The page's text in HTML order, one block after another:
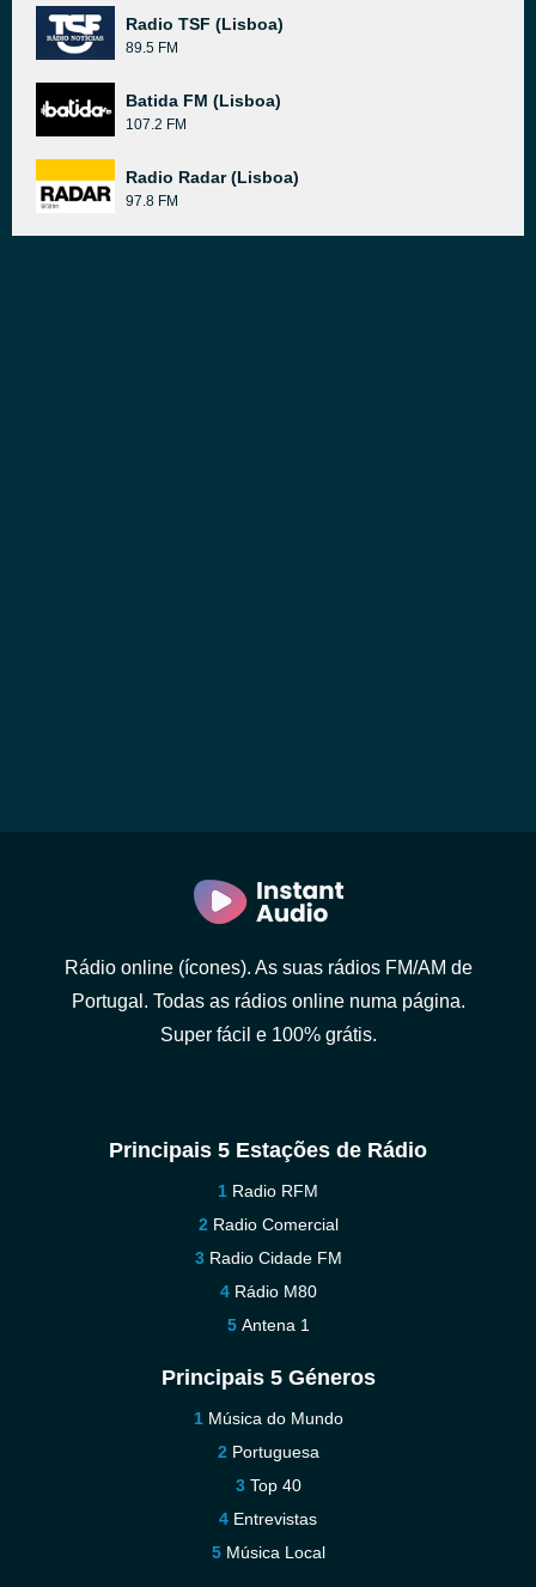
Radio TSF (Lisboa)
89.5 FM
Batida FM (Lisboa)
107.2 FM
Radio Radar (Lisboa)
97.8 FM
Rádio online (ícones). As suas rádios FM/AM de
Portugal. Todas as rádios online numa página.
Super fácil e 100% grátis.
Principais 5 Estações de Rádio
Radio RFM
Radio Comercial
Radio Cidade FM
Rádio M80
Antena 1
Principais 5 Géneros
Música do Mundo
Portuguesa
Top 40
Entrevistas
Música Local